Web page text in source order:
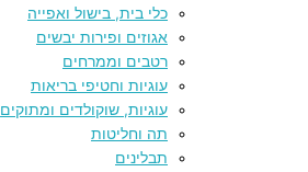
כלי בית, בישול ואפייה
אגוזים ופירות יבשים
רטבים וממרחים
עוגיות וחטיפי בריאות
עוגיות, שוקולדים ומתוקים
תה וחליטות
תבלינים